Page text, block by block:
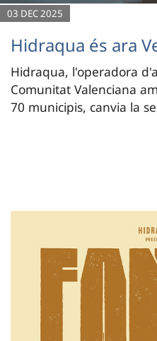
03 DEC 2025
Hidraqua és ara
Hidraqua, l'operadora
Comunitat Valenciana
70 municipis, canvia la